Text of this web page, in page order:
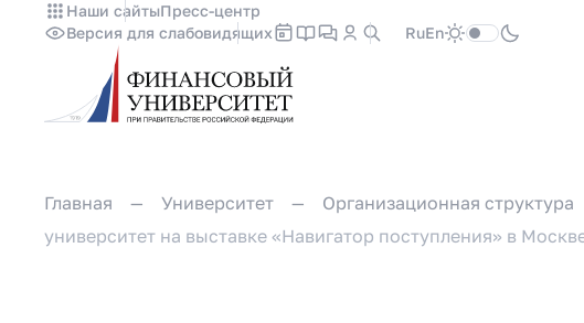
Наши сайтыПресс-центр
Версия для слабовидящих
RuEn
Главная Университет Организационная структура
университет на выставке «Навигатор поступления» в